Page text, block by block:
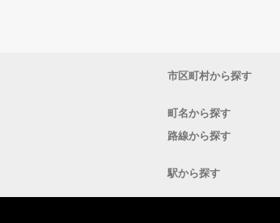
市区町村から探す
町名から探す
路線から探す
駅から探す